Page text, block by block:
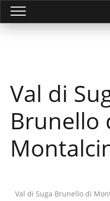
Val di
Brunello
Val di Suga Brunello di